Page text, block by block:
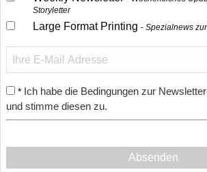
Storyletter
Large Format Printing Spezialnews
* Ich habe die Bedingungen zur
und stimme diesen zu.
Absenden